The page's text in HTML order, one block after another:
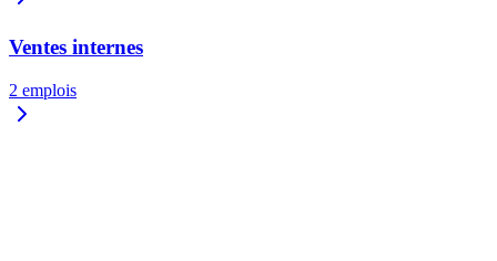
Ventes internes
2 emplois